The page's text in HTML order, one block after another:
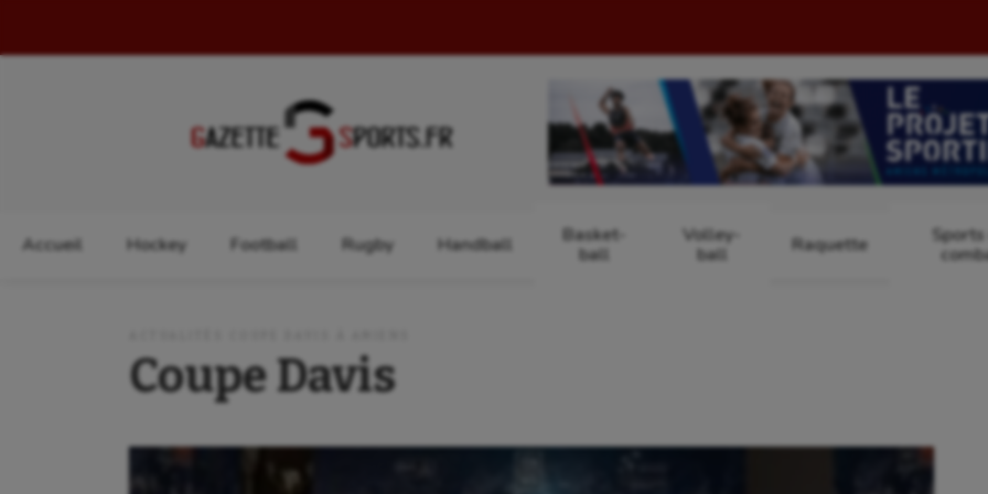
Accueil Hockey Football Rugby Handball
Basket-
ball
Volley-
ball
Raquette
Coupe Davis